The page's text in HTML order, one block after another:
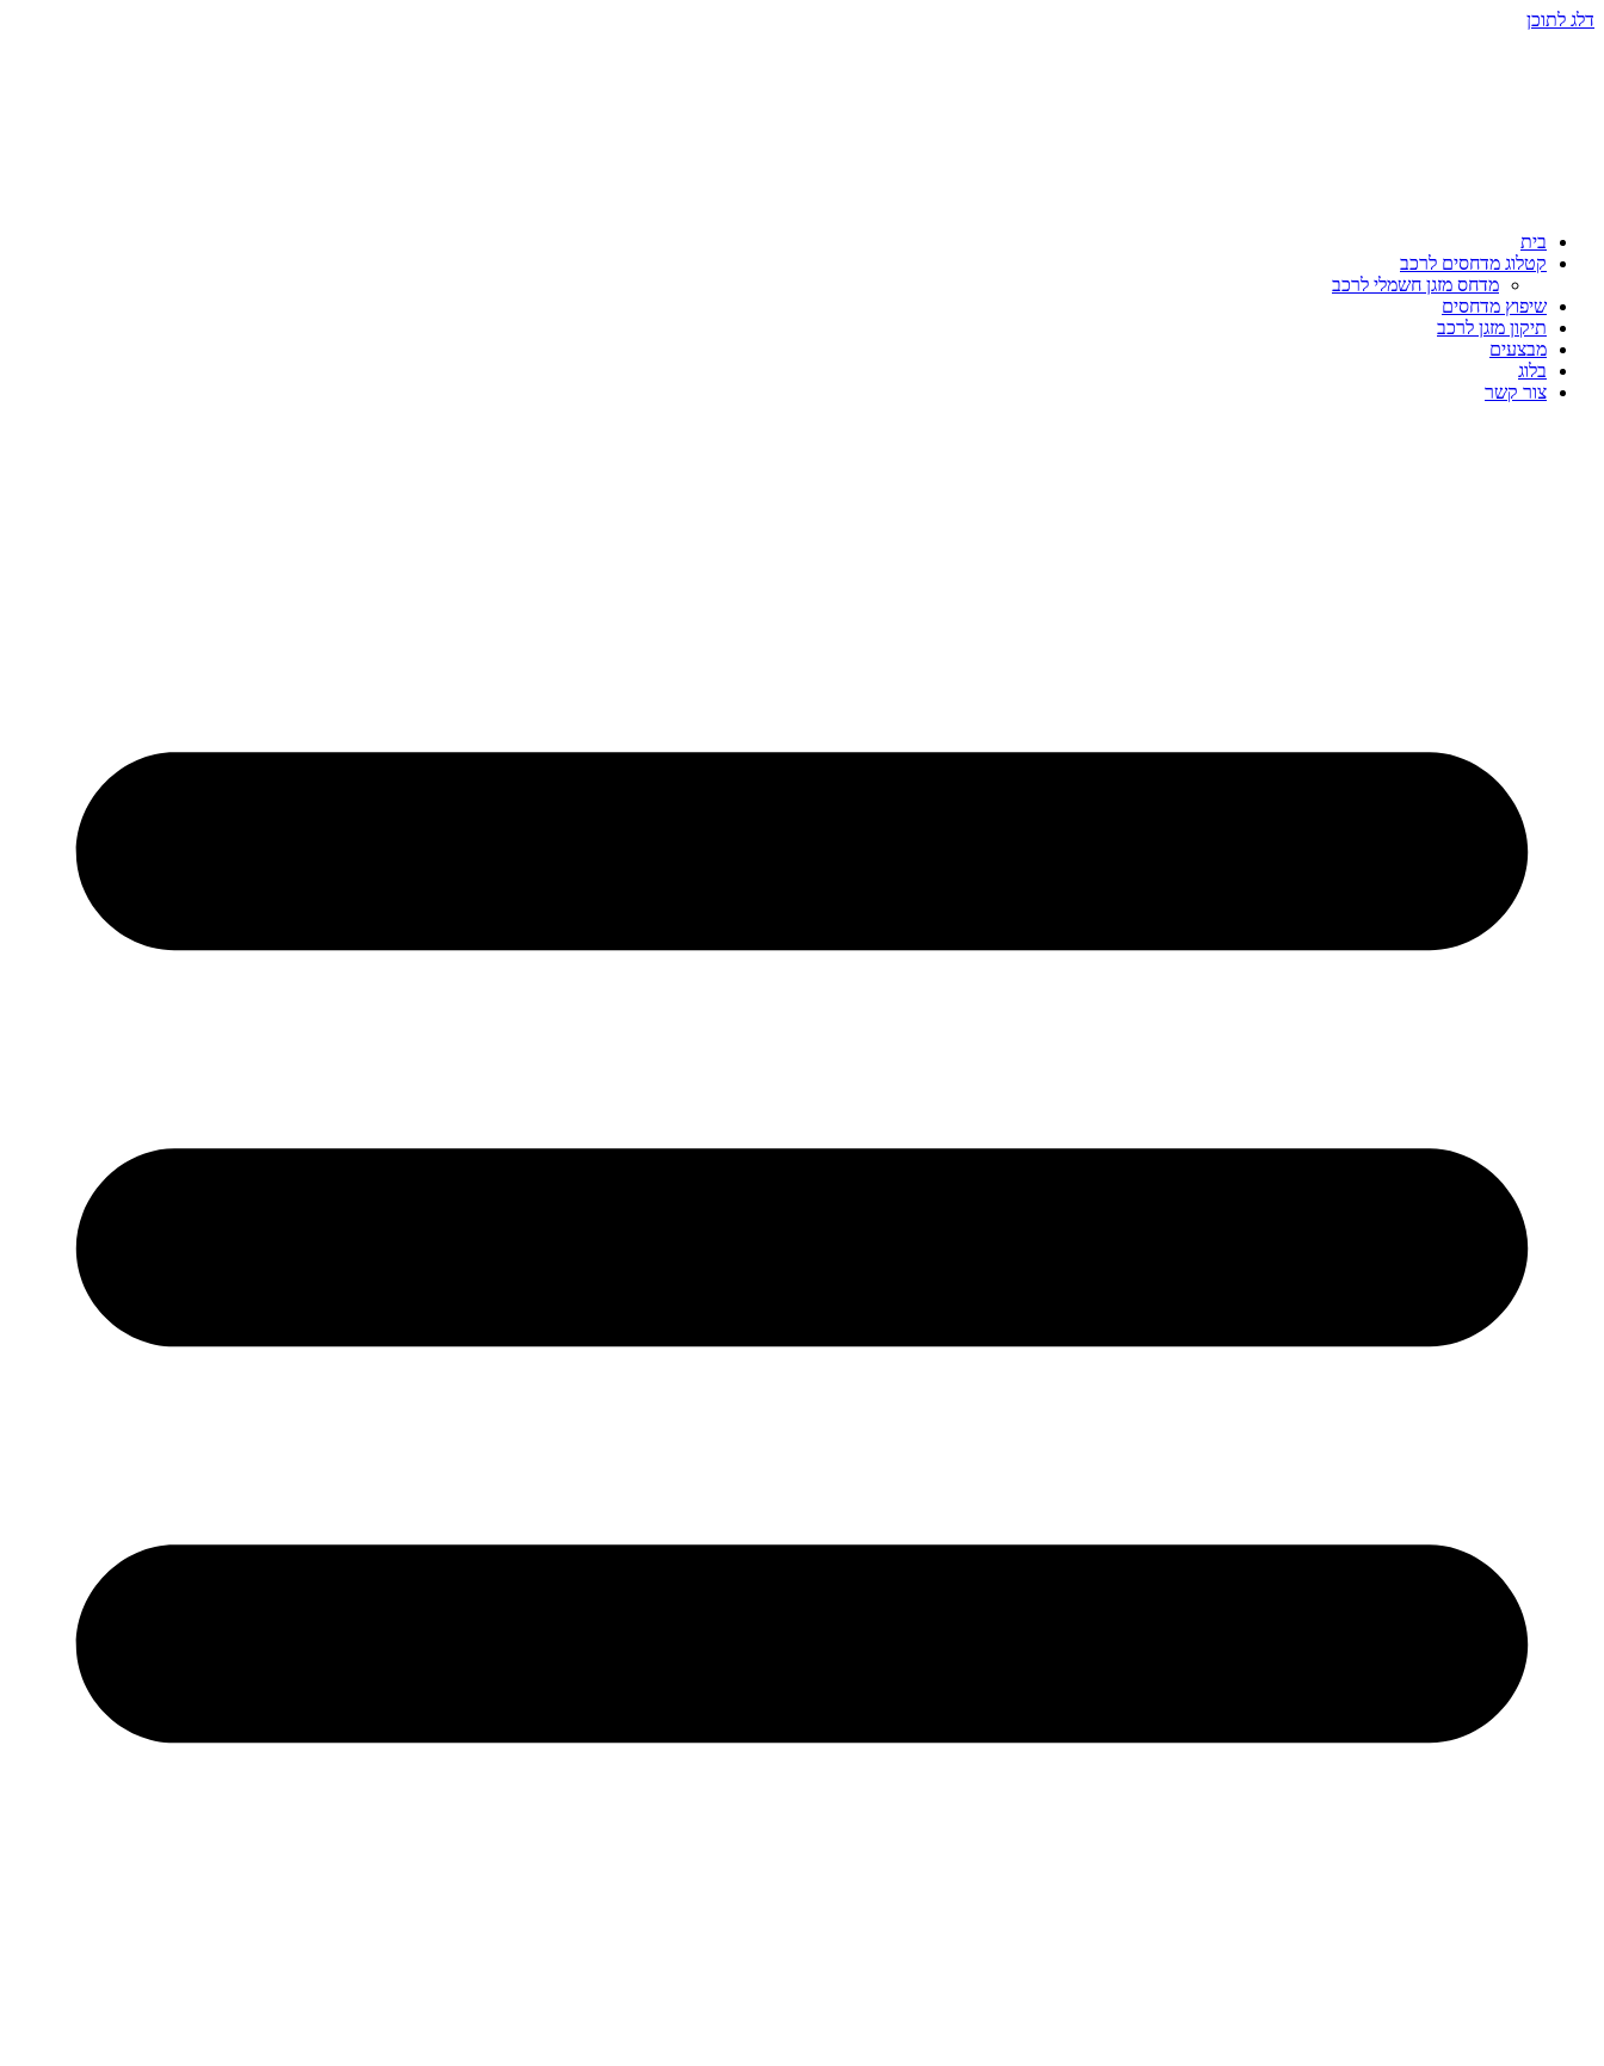
דלג לתוכן
בית
קטלוג מדחסים לרכב
מדחס מזגן חשמלי לרכב
שיפוץ מדחסים
תיקון מזגן לרכב
מבצעים
בלוג
צור קשר